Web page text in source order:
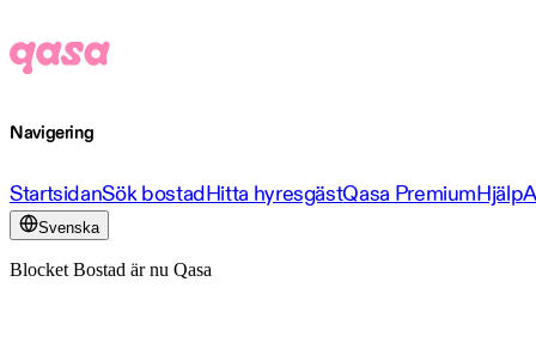
Navigering
StartsidanSök bostadHitta hyresgästQasa PremiumHjälp
Svenska
Blocket Bostad är nu Qasa